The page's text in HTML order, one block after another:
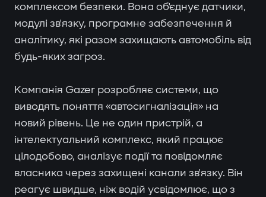
комплексом безпеки. Вона об'єднує датчики,
модулі зв'язку, програмне забезпечення й
аналітику, які разом захищають автомобіль від
будь-яких загроз.
Компанія Gazer розробляє системи, що
виводять поняття «автосигналізація» на
новий рівень. Це не один пристрій, а
інтелектуальний комплекс, який працює
цілодобово, аналізує події та повідомляє
власника через захищені канали зв'язку. Він
реагує швидше, ніж водій усвідомлює, що з